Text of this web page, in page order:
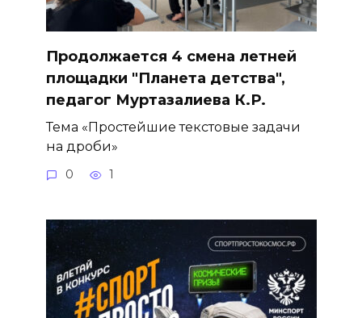
Продолжается 4 смена летней
площадки "Планета детства",
педагог Муртазалиева К.Р.
Тема «Простейшие текстовые задачи
на дроби»
0 1